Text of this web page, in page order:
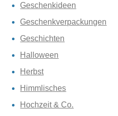
Geschenkideen
Geschenkverpackungen
Geschichten
Halloween
Herbst
Himmlisches
Hochzeit & Co.